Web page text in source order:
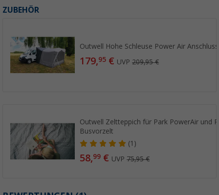
ZUBEHÖR
Outwell Hohe Schleuse Power Air
179,95 € UVP209,95 €
Outwell Zeltteppich für Park PowerAir und
Busvorzelt
(1)
58,99 € UVP75,95 €